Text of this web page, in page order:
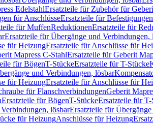
EdelstahlErsatzteile für Zubehör für
für AnschlüsseErsatzteile für
für MuffenReduktionenErsatzteile für
Ersatzteile für Übergänge und Verbindungen,
für HeizungErsatzteile für Anschlüsse für
Mapress C-StahlErsatzteile für Geberit
für BögenT-StückeErsatzteile für T-Stücke
und Verbindungen, lösbar
für HeizungErsatzteile für Anschlüsse für
für FlanschverbindungenGeberit
Ersatzteile für BögenT-StückeErsatzteile für T-
lösbarErsatzteile für
für HeizungAnschlüsse für Heizung